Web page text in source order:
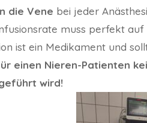
die Vene bei jeder
muss perfekt
ist ein Medikament und
einen Nieren-Patienten
wird!